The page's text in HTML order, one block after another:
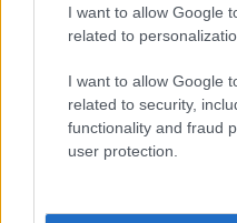
I want to allow Google
related to
I want to allow Google
related to security,
functionality and fraud
user protection.
Apple